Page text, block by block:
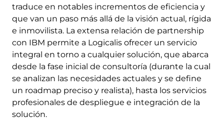
traduce en notables incrementos de eficiencia y
que van un paso más allá de la visión actual, rígida
e inmovilista. La extensa relación de partnership
con IBM permite a Logicalis ofrecer un servicio
integral en torno a cualquier solución, que abarca
desde la fase inicial de consultoría (durante la cual
se analizan las necesidades actuales y se define
un roadmap preciso y realista), hasta los servicios
profesionales de despliegue e integración de la
solución.